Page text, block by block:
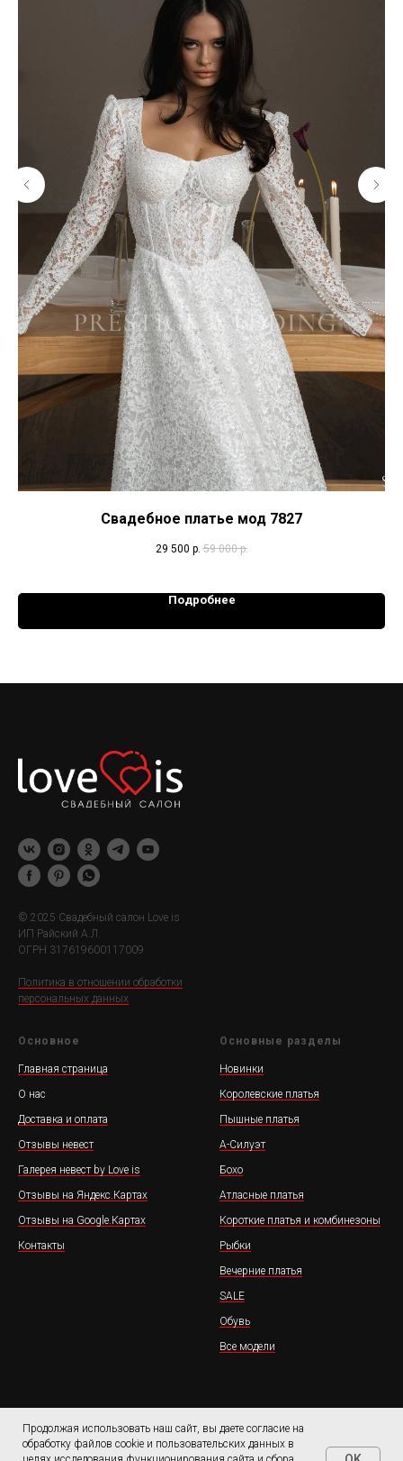
Свадебное платье мод 7827
29 500 р. 59 000 р.
Подробнее
© 2025 Свадебный салон Love is
ИП Райский А.Л.
ОГРН 317619600117009
Политика в отношении обработки
персональных данных
Основное
Главная страница
О нас
Доставка и оплата
Отзывы невест
Галерея невест by Love is
Отзывы на Яндекс.Картах
Отзывы на Google.Картах
Контакты
Основные разделы
Новинки
Королевские платья
Пышные платья
А-Силуэт
Бохо
Атласные платья
Короткие платья и комбинезоны
Рыбки
Вечерние платья
SALE
Обувь
Все модели
Продолжая использовать наш сайт, вы даете согласие на
обработку файлов cookie и пользовательских данных в